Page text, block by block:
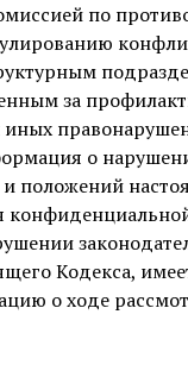
по
за
о
и положений
Кодекса,
о ходе